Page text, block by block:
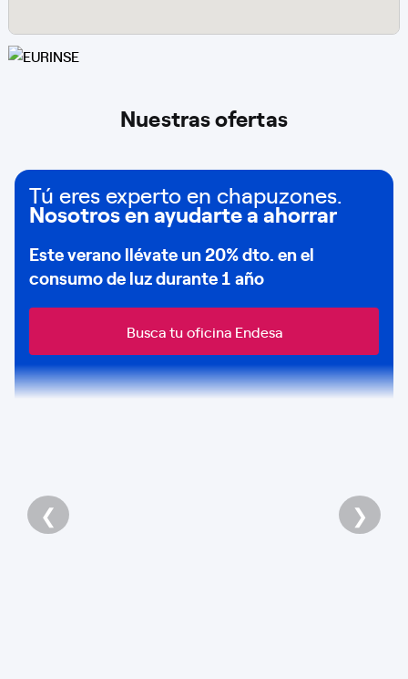
Nuestras ofertas
Tú eres experto en chapuzones.
Nosotros en ayudarte a ahorrar
Este verano llévate un20% dto. en el
consumo deluz durante 1 año
Busca tu oficina Endesa
❮ ❯